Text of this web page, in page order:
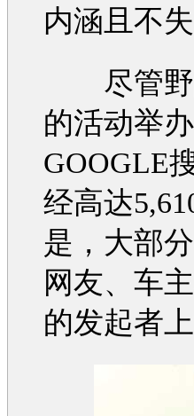
内涵且不
尽管野
的活动举
GOOGLE
经高达
是，大部
网友、车
的发起者